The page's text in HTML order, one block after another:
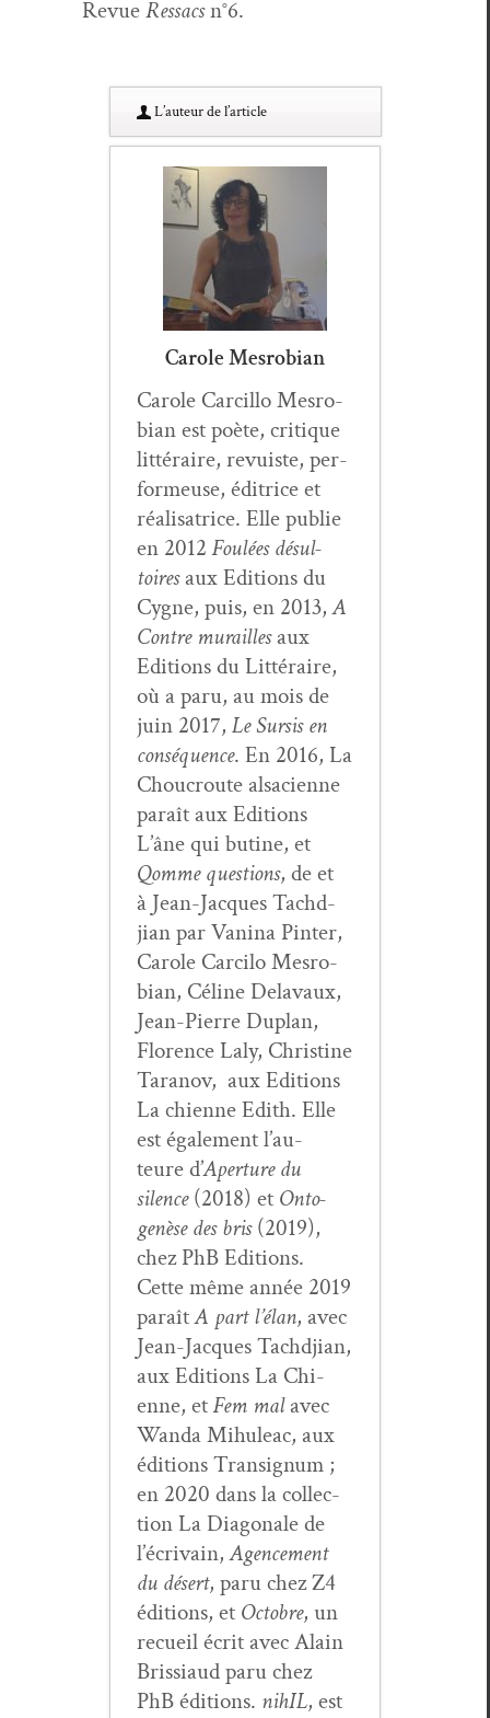
RevueRessacsn°6.
L’au­teur de l’article
Carole Mesrobian
Car­ole Car­cil­lo Mes­ro­
bian est poète, cri­tique
lit­téraire, revuiste, per­
formeuse, éditrice et
réal­isatrice. Elle pub­lie
en 2012 Foulées désul­
toiresaux Edi­tions du
Cygne, puis, en 2013,A
Con­tre muraillesaux
Edi­tions du Lit­téraire,
où a paru, au mois de
juin 2017, Le Sur­sis en
con­séquence. En 2016, La
Chou­croute alsa­ci­enne
paraît aux Edi­tions
L’âne qui butine, et
Qomme ques­tions, de et
à Jean-Jacques Tachd­
jian par Van­i­na Pin­ter,
Car­ole Car­ci­lo Mes­ro­
bian, Céline Delavaux,
Jean-Pierre Duplan,
Flo­rence Laly, Chris­tine
Tara­nov, aux Edi­tions
La chi­enne Edith. Elle
est égale­ment l’au­
teure d’Aper­ture du
silence(2018) et Onto­
genèse des bris(2019),
chez PhB Edi­tions.
Cette même année 2019
paraîtA part l’élan, avec
Jean-Jacques Tachd­jian,
aux Edi­tions La Chi­
enne, etFem malavec
Wan­da Mihuleac, aux
édi­tions Tran­signum ;
en 2020 dans la col­lec­
tion La Diag­o­nale de
l’écrivain,Agence­ment
du désert, paru chez Z4
édi­tions, et Octo­bre, un
recueil écrit avec Alain
Bris­si­aud paru chez
PhB édi­tions. nihIL, est